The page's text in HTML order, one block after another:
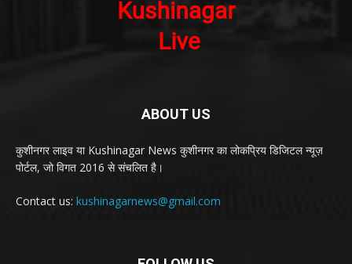
ABOUT US
कुशीनगर लाइव या Kushinagar News कुशीनगर का लोकप्रिय डिजिटल न्यूज़
पोर्टल, जो विगत 2016 से संचलित है।
Contact us: kushinagarnews@gmail.com